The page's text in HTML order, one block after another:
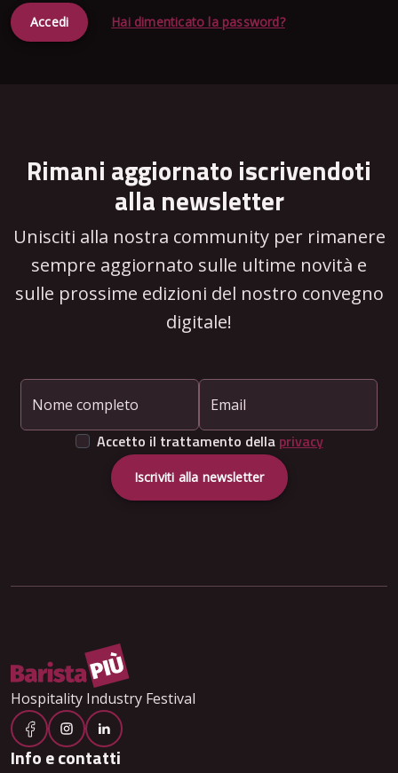
Accedi Hai dimenticato la password?
Rimani aggiornato iscrivendoti
alla newsletter
Unisciti alla nostra community per rimanere
sempre aggiornato sulle ultime novità e
sulle prossime edizioni del nostro convegno
digitale!
Nome completo Email
Accetto il trattamento della privacy
Iscriviti alla newsletter
Hospitality Industry Festival
Info e contatti